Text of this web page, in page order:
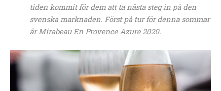
tiden kommit för dem att ta nästa steg in på den
svenska marknaden. Först på tur för denna sommar
är Mirabeau En Provence Azure 2020.